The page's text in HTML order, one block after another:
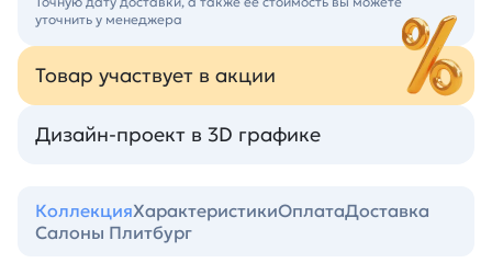
уточнить у менеджера
Товар участвует в акции
Дизайн-проект в 3D графике
КоллекцияХарактеристикиОплатаДоставка
Салоны Плитбург